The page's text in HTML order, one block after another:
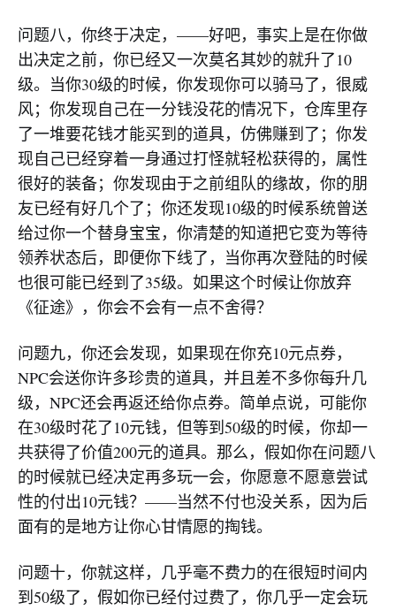
问题八，你终于决定，——好吧，事实上是在你做
出决定之前，你已经又一次莫名其妙的就升了10
级。当你30级的时候，你发现你可以骑马了，很威
风；你发现自己在一分钱没花的情况下，仓库里存
了一堆要花钱才能买到的道具，仿佛赚到了；你发
现自己已经穿着一身通过打怪就轻松获得的，属性
很好的装备；你发现由于之前组队的缘故，你的朋
友已经有好几个了；你还发现10级的时候系统曾送
给过你一个替身宝宝，你清楚的知道把它变为等待
领养状态后，即便你下线了，当你再次登陆的时候
也很可能已经到了35级。如果这个时候让你放弃
《征途》，你会不会有一点不舍得？
问题九，你还会发现，如果现在你充10元点券，
NPC会送你许多珍贵的道具，并且差不多你每升几
级，NPC还会再返还给你点券。简单点说，可能你
在30级时花了10元钱，但等到50级的时候，你却一
共获得了价值200元的道具。那么，假如你在问题八
的时候就已经决定再多玩一会，你愿意不愿意尝试
性的付出10元钱？——当然不付也没关系，因为后
面有的是地方让你心甘情愿的掏钱。
问题十，你就这样，几乎毫不费力的在很短时间内
到50级了，假如你已经付过费了，你几乎一定会玩